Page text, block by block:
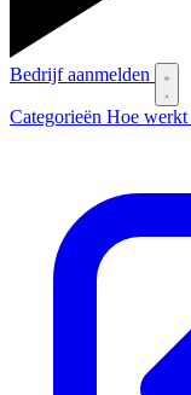
Bedrijf aanmelden
Categorieën Hoe werkt